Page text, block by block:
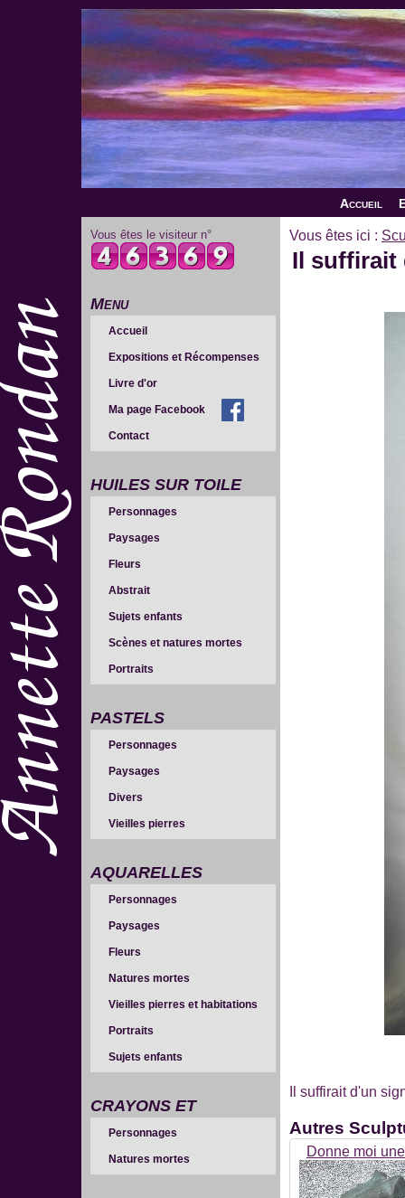
Accueil
Vous êtes le visiteur n°
Menu
Accueil
Expositions et Récompenses
Livre d'or
Ma page Facebook
Contact
HUILES SUR TOILE
Personnages
Paysages
Fleurs
Abstrait
Sujets enfants
Scènes et natures mortes
Portraits
PASTELS
Personnages
Paysages
Divers
Vieilles pierres
AQUARELLES
Personnages
Paysages
Fleurs
Natures mortes
Vieilles pierres et habitations
Portraits
Sujets enfants
CRAYONS ET
SANGUINES
Personnages
Natures mortes
Vous êtes ici :
Il suffirait
Il suffirait d'un
Autres
Donne moi